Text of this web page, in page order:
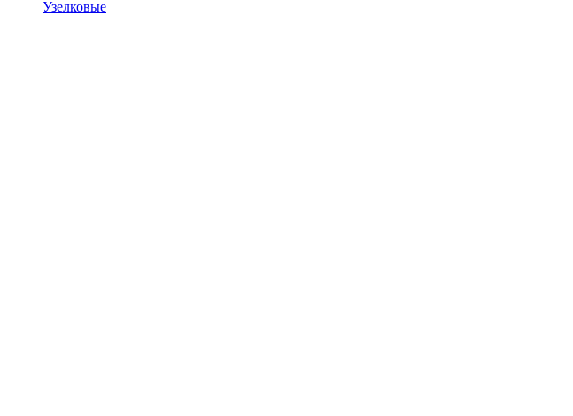
Узелковые